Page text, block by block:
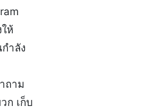
ห้
ำลัง
ถาม
ก เก็บ